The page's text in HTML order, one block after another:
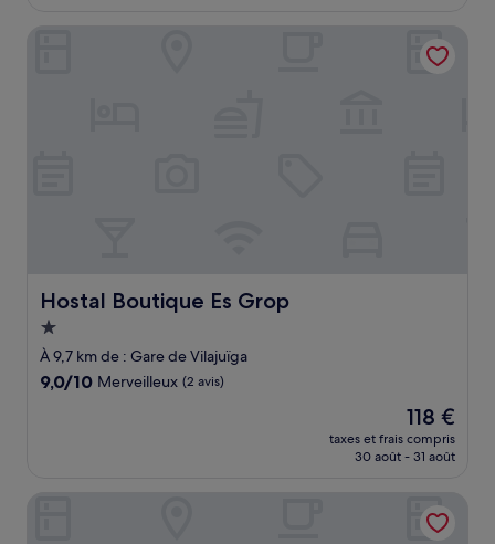
de
96 €
Hostal Boutique Es Grop
Hostal Boutique Es Grop
Hébergement
1.0 étoile
À 9,7 km de : Gare de Vilajuïga
9.0
9,0/10 Merveilleux (2 avis)
Le
nouveau
prix
de
118 €
118 €
taxes et frais compris
30 août - 31 août